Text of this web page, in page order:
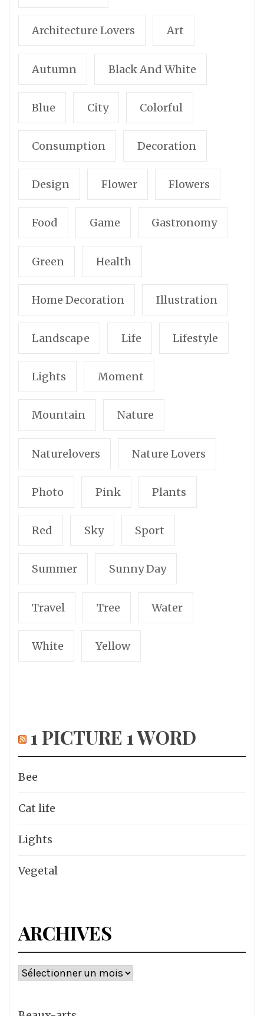
Architecture Lovers Art
Autumn Black And White
Blue City Colorful
Consumption Decoration
Design Flower Flowers
Food Game Gastronomy
Green Health
Home Decoration Illustration
Landscape Life Lifestyle
Lights Moment
Mountain Nature
Naturelovers Nature Lovers
Photo Pink Plants
Red Sky Sport
Summer Sunny Day
Travel Tree Water
White Yellow
1 PICTURE 1 WORD
Bee
Cat life
Lights
Vegetal
ARCHIVES
Archives